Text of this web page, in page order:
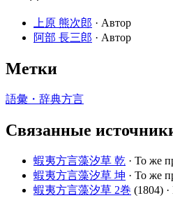
上原 熊次郎 · Автор
阿部 長三郎 · Автор
Метки
語彙・辞典方言
Связанные
蝦夷方言藻汐草 乾 · То же
蝦夷方言藻汐草 坤 · То же
蝦夷方言藻汐草 2巻 (1804)